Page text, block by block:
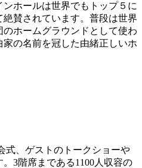
ホールは世界でもトップ５に
賛されています。普段は世界
ホームグラウンドとして使わ
の名前を冠した由緒正しいホ
式、ゲストのトークショーや
3階席まである1100人収容の